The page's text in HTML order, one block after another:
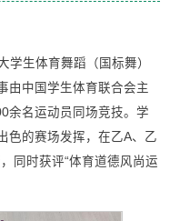
学生体育舞蹈（国标舞）
由中国学生体育联合会主
余名运动员同场竞技。学
色的赛场发挥，在乙A、乙
同时获评“体育道德风尚运